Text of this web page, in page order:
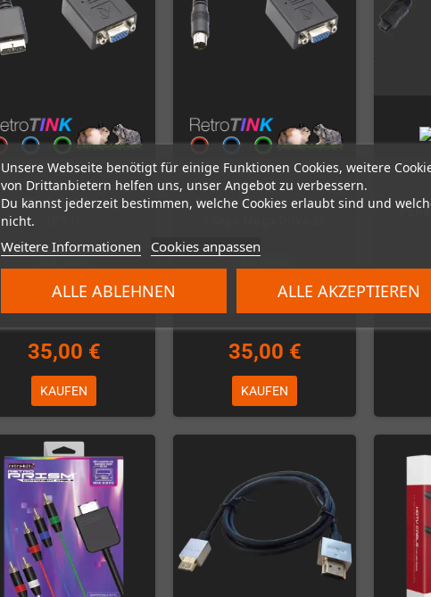
Unsere Webseite benötigt für einige Funktionen Cookies, weitere
von Drittanbietern helfen uns, unser Angebot zu verbessern.
Du kannst jederzeit bestimmen, welche Cookies erlaubt sind und
nicht.
Weitere Informationen Cookies anpassen
ALLE ABLEHNEN ALLE AKZEPTIEREN
RetroTink HD15 Dongle
35,00 €
KAUFEN
RetroTink HD15 Dongle
35,00 €
KAUFEN